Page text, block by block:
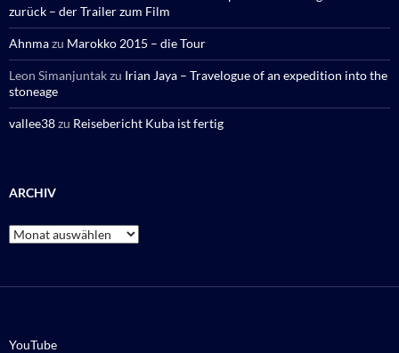
zurück – der Trailer zum Film
Ahnmazu Marokko 2015 – die Tour
Leon Simanjuntakzu Irian Jaya – Travelogue of an expedition into the
stoneage
vallee38zu Reisebericht Kuba ist fertig
ARCHIV
Archiv
YouTube